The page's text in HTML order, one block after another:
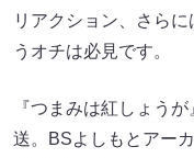
リアクション、さら
うオチは必見です。
『つまみは紅しょう
送。BSよしもとアー